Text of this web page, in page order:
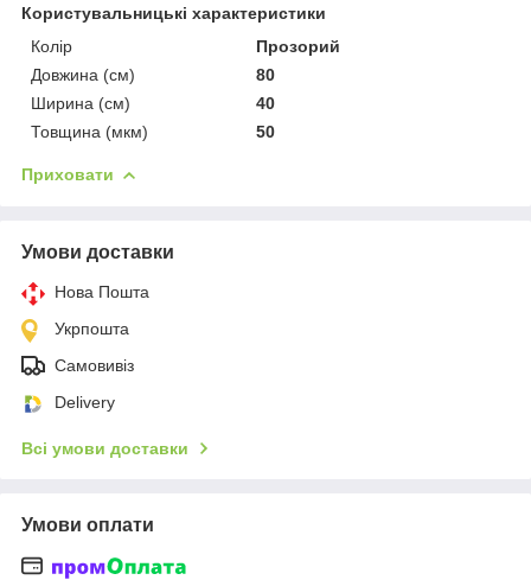
Користувальницькі характеристики
Колір
Прозорий
Довжина (см)
80
Ширина (см)
40
Товщина (мкм)
50
Приховати
Умови доставки
Нова Пошта
Укрпошта
Самовивіз
Delivery
Всі умови доставки
Умови оплати